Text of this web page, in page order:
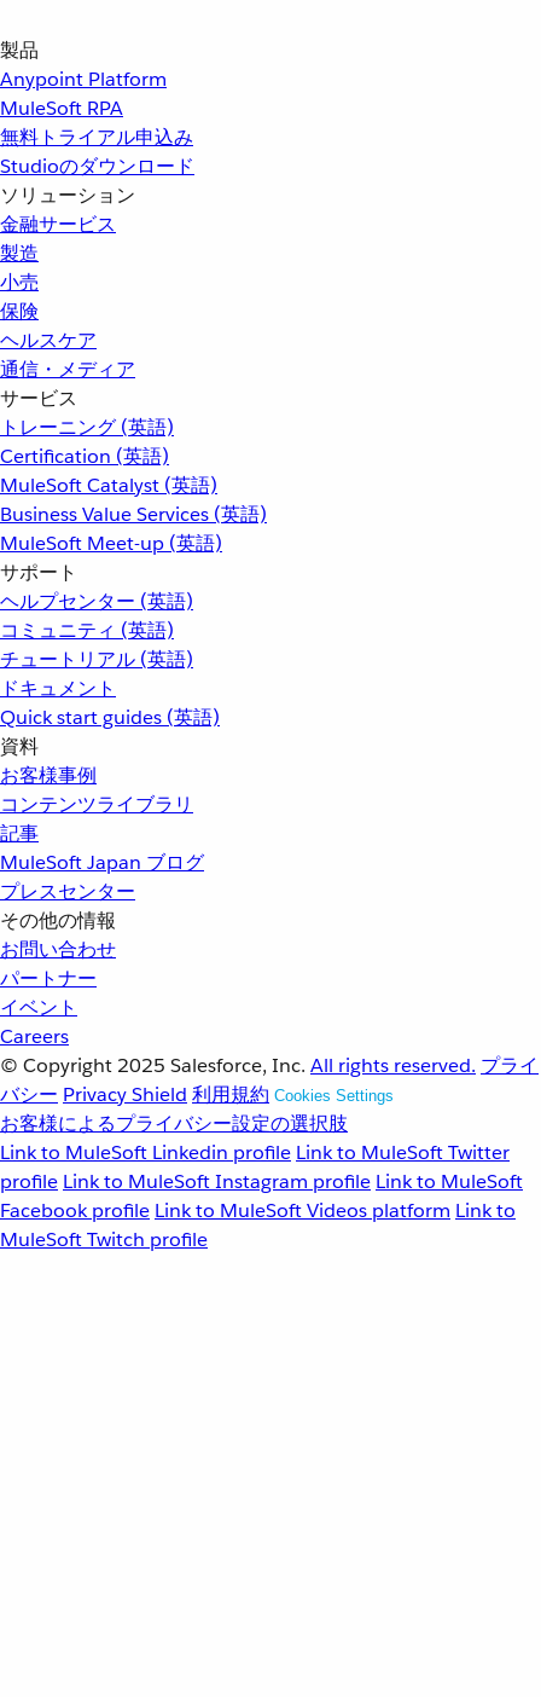
製品
Anypoint Platform
MuleSoft RPA
無料トライアル申込み
Studioのダウンロード
ソリューション
金融サービス
製造
小売
保険
ヘルスケア
通信・メディア
サービス
トレーニング (英語)
Certification (英語)
MuleSoft Catalyst (英語)
Business Value Services (英語)
MuleSoft Meet-up (英語)
サポート
ヘルプセンター (英語)
コミュニティ (英語)
チュートリアル (英語)
ドキュメント
Quick start guides (英語)
資料
お客様事例
コンテンツライブラリ
記事
MuleSoft Japan ブログ
プレスセンター
その他の情報
お問い合わせ
パートナー
イベント
Careers
© Copyright 2025 Salesforce, Inc. All rights reserved. プライ
バシー Privacy Shield 利用規約 Cookies Settings
お客様によるプライバシー設定の選択肢
Link to MuleSoft Linkedin profile Link to MuleSoft Twitter
profile Link to MuleSoft Instagram profile Link to MuleSoft
Facebook profile Link to MuleSoft Videos platform Link to
MuleSoft Twitch profile